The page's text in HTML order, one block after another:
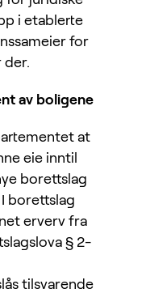
i etablerte
for
der.
av boligene
at
eie inntil
borettslag
borettslag
erverv fra
§ 2-
tilsvarende